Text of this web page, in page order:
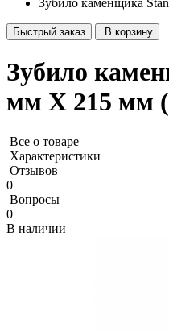
Зубило каменщика
Быстрый заказ В корзину
Зубило
мм X 215 мм
Все о товаре
Характеристики
Отзывов
0
Вопросы
0
В наличии